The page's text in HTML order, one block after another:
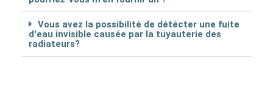
Vous avez la possibilité de détécter une fuite
d'eau invisible causée par la tuyauterie des
radiateurs?